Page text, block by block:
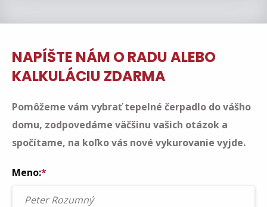
NAPÍŠTE NÁM O RADU ALEBO
KALKULÁCIU ZDARMA
Pomôžeme vám vybrať tepelné čerpadlo do vášho
domu, zodpovedáme väčšinu vašich otázok a
spočítame, na koľko vás nové vykurovanie vyjde.
Meno:*